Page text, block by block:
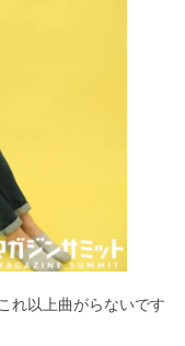
れ以上曲がらないです